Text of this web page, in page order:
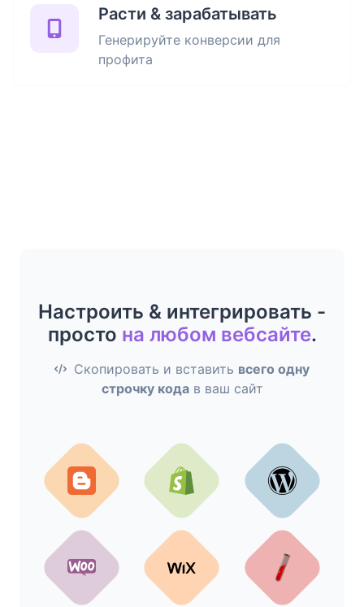
Расти & зарабатывать
Генерируйте конверсии для
профита
Настроить & интегрировать -
просто на любом вебсайте.
Скопировать и вставить всего одну
строчку кодав ваш сайт